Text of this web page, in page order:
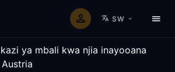
SW
ya mbali kwa njia inayooana